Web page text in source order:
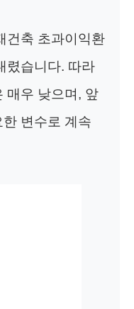
건축 초과이익환
렸습니다. 따라
매우 낮으며, 앞
변수로 계속